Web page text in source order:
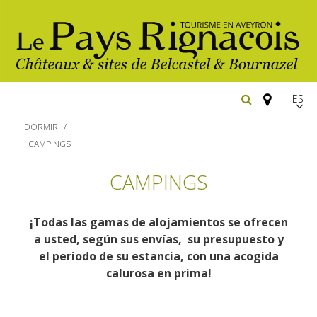
Belcastel: pueblo y castillo
Bournazel: pueblo y castillo
Los parajes
Senderismo
Cicloturismo
Hoteles y centros
de vacaciones
DORMIR
CAMPINGS
CAMPINGS
¡Todas las gamas de alojamientos se ofrecen
a usted, según sus envías, su presupuesto y
el periodo de su estancia, con una acogida
calurosa en prima!